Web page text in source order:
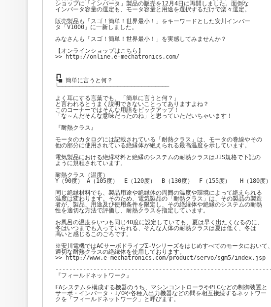
ショップに「インバータ」製品の販売を12月4日に再開しました。面倒な
インバータ容量の選定も、モータ容量と用途を選択するだけで楽々選定。
販売製品も「スゴ！簡単！世界最小！」をキーワードとした安川インバー
タ「V1000」に一新しました。
みなさんも「スゴ！簡単！世界最小！」を実感してみませんか？
【オンラインショップはこちら】
>> http://online.e-mechatronics.com/
┏┓
┗■ 簡単に言うと何？
└────────────────────────────────
よく耳にする言葉でも、「簡単に言うと何？」
と言われるとうまく説明できないことってありますよね？
このコーナーではそんな用語をピックアップ！
「な～んだそんな意味だったのね」と思っていただいちゃいます！
『耐熱クラス』
モータのカタログには記載されている「耐熱クラス」は、モータの巻線やその
他の部分に使用されている絶縁体が絶えられる最高温度を示しています。
電気製品における絶縁材料と絶縁のシステムの耐熱クラスはJIS規格で下記の
ように規程されています。
耐熱クラス（温度）
Y（90度） A（105度）　E（120度）　B（130度）　F（155度） 　H（180
同じ絶縁材料でも、製品用途や絶縁体の周囲の温度や環境によって絶えられる
温度は変わります。そのため、電気製品の「耐熱クラス」は、その製品の製造
者が、製品、用途及び使用条件を限定し、その絶縁体や絶縁のシステムの耐熱
性を適切な方法で評価し、耐熱クラスを指定しています。
お風呂の温度をいつも同じ40度に設定していても、夏は早く出たくなるのに、
冬はいつまでも入っていられる、そんな人体の耐熱クラスは夏は低く、冬は
高いと感じるこのごろです。
※安川電機ではACサーボドライブΣ-Vシリーズをはじめすべてのモータにおいて
適切な耐熱クラスの絶縁体を使用しております。
>> http://www.e-mechatronics.com/product/servo/sgm5/index.jsp
『フィールドネットワーク』
FAシステムを構成する機器のうち、マシンコントローラやPLCなどの制御装置と
サーボ・インバータ・I/Oや各種入出力機器などの間を相互接続するネットワー
クを「フィールドネットワーク」と呼びます。